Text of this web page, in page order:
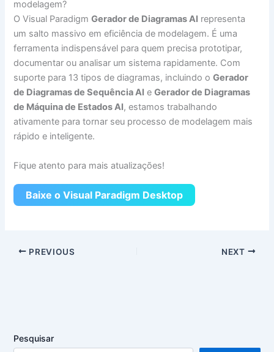
modelagem?
O Visual ParadigmGerador de Diagramas AI representa
um salto massivo em eficiência de modelagem. É uma
ferramenta indispensável para quem precisa prototipar,
documentar ou analisar um sistema rapidamente. Com
suporte para 13 tipos de diagramas, incluindo oGerador
de Diagramas de Sequência AI eGerador de Diagramas
de Máquina de Estados AI, estamos trabalhando
ativamente para tornar seu processo de modelagem mais
rápido e inteligente.
Fique atento para mais atualizações!
Baixe o Visual Paradigm Desktop
PREVIOUS NEXT
Pesquisar